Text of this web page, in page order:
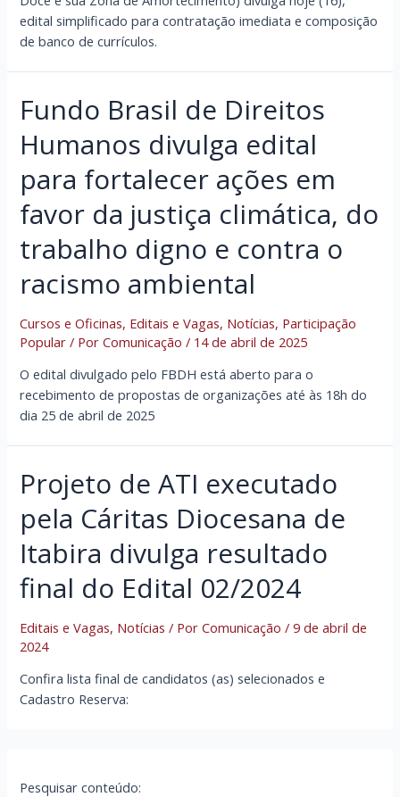
edital simplificado para contratação imediata e composição
de banco de currículos.
Fundo Brasil de Direitos
Humanos divulga edital
para fortalecer ações em
favor da justiça climática, do
trabalho digno e contra o
racismo ambiental
Cursos e Oficinas, Editais e Vagas, Notícias, Participação
Popular / PorComunicação/ 14 de abril de 2025
O edital divulgado pelo FBDH está aberto para o
recebimento de propostas de organizações até às 18h do
dia 25 de abril de 2025
Projeto de ATI executado
pela Cáritas Diocesana de
Itabira divulga resultado
final do Edital 02/2024
Editais e Vagas, Notícias / PorComunicação/9 de abril de
2024
Confira lista final de candidatos (as) selecionados e
Cadastro Reserva:
Pesquisar conteúdo: